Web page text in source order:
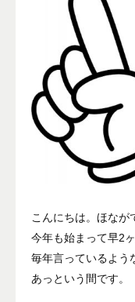
フォ
営業
こんにちは。ほなが
今年も始まって早2
毎年言っているよう
あっという間です。